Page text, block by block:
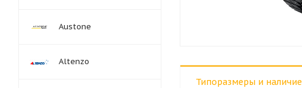
Типоразмеры и наличие
Austone
Altenzo